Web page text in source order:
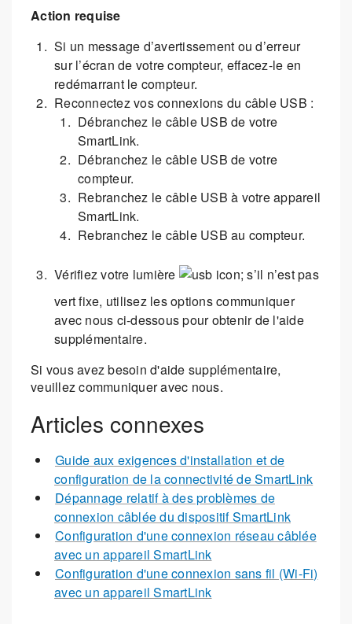
Action requise
Si un message d’avertissement ou d’erreur
sur l’écran de votre compteur, effacez-le en
redémarrant le compteur.
Reconnectez vos connexions du câble USB :
Débranchez le câble USB de votre
SmartLink.
Débranchez le câble USB de votre
compteur.
Rebranchez le câble USB à votre appareil
SmartLink.
Rebranchez le câble USB au compteur.
Vérifiez votre lumière
; s’il n’est pas
vert fixe, utilisez les options communiquer
avec nous ci-dessous pour obtenir de l'aide
supplémentaire.
Si vous avez besoin d'aide supplémentaire,
veuillez communiquer avec nous.
Articles connexes
Guide aux exigences d'installation et de
configuration de la connectivité de SmartLink
Dépannage relatif à des problèmes de
connexion câblée du dispositif SmartLink
Configuration d'une connexion réseau câblée
avec un appareil SmartLink
Configuration d'une connexion sans fil (Wi-Fi)
avec un appareil SmartLink